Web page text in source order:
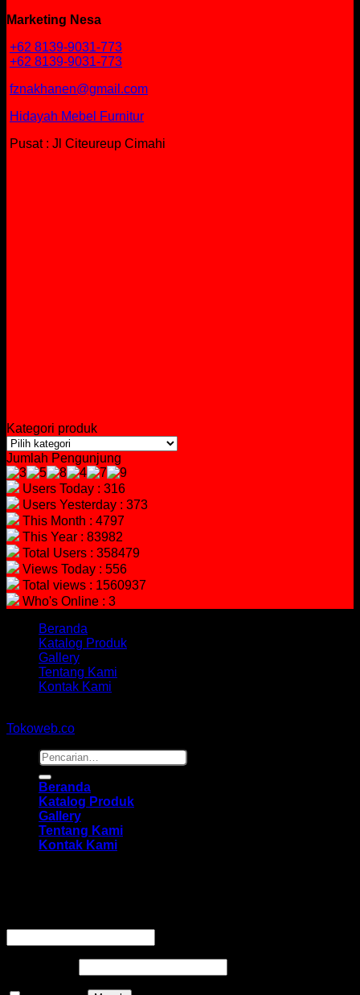
Marketing Nesa
+62 8139-9031-773
+62 8139-9031-773
fznakhanen@gmail.com
Hidayah Mebel Furnitur
Pusat : Jl Citeureup Cimahi
Kategori produk
Jumlah Pengunjung
Users Today : 316
Users Yesterday : 373
This Month : 4797
This Year : 83982
Total Users : 358479
Views Today : 556
Total views : 1560937
Who's Online : 3
Beranda
Katalog Produk
Gallery
Tentang Kami
Kontak Kami
Tokoweb.co
Pencarian
untuk:
Beranda
Katalog Produk
Gallery
Tentang Kami
Kontak Kami